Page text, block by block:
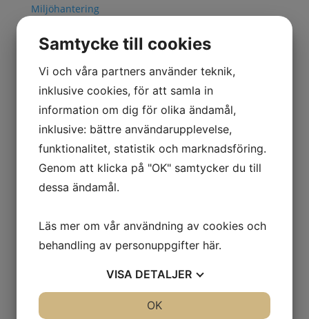
Miljöhantering
Fathantering
Källsortering
Städutrustning
Tippcontainers
Omklädning
Sittbänkar
Småfackskåp
Tvätthantering
Transport
Kärror & Trallor
Maskin- & Möbeltransport
Rullbanor
Vagnar & Hyllvagnar
Samtycke till cookies
Vi och våra partners använder teknik,
inklusive cookies, för att samla in
information om dig för olika ändamål,
inklusive: bättre användarupplevelse,
funktionalitet, statistik och marknadsföring.
Genom att klicka på "OK" samtycker du till
dessa ändamål.
Läs mer om vår användning av cookies och
behandling av personuppgifter här.
VISA DETALJER
OK